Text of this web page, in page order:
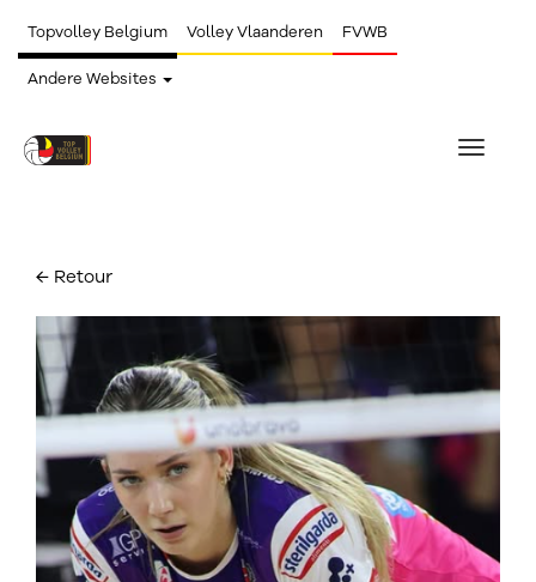
Topvolley Belgium Volley Vlaanderen FVWB
Andere Websites
Toggle
← Retour